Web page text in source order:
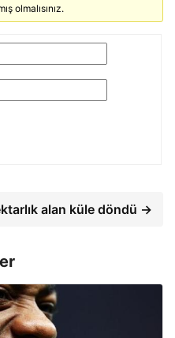
olmalısınız.
alan küle döndü →